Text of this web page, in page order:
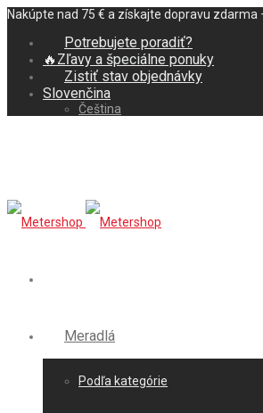
Nakúpte nad 75 € a získajte dopravu zdarma
Potrebujete poradiť?
🔥Zľavy a špeciálne ponuky
Zistiť stav objednávky
Slovenčina
Čeština
Meradlá
Podľa kategórie